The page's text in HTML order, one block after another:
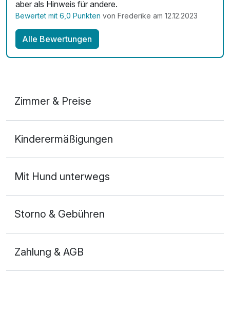
aber als Hinweis für andere.
Bewertet mit 6,0 Punkten von Frederike am 12.12.2023
Alle Bewertungen
Zimmer & Preise
2 Erwachsene
Kinderermäßigungen
Mit Hund unterwegs
Storno & Gebühren
Zahlung & AGB